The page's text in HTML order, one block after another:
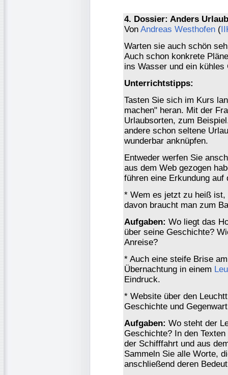
4. Dossier: Anders
Von Andreas Westhofen (
Warten sie auch schön
Auch schon konkrete
ins Wasser und ein
Unterrichtstipps:
Tasten Sie sich im Kurs
machen" heran. Mit der
Urlaubsorten, zum
andere schon seltene
wunderbar anknüpfen.
Entweder werfen Sie
aus dem Web gezogen
führen eine Erkundung
* Wem es jetzt zu heiß
davon braucht man zum
Aufgaben: Wo liegt das
über seine Geschichte?
Anreise?
* Auch eine steife Brise
Übernachtung in einem
Eindruck.
* Website über den
Geschichte und
Aufgaben: Wo steht der
Geschichte? In den
der Schifffahrt und aus
Sammeln Sie alle Worte,
anschließend deren